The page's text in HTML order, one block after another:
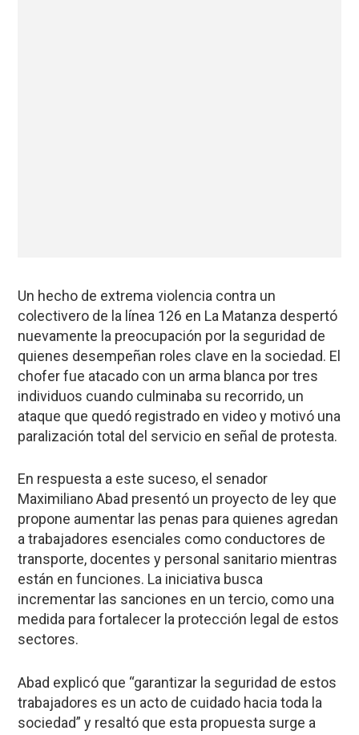
Un hecho de extrema violencia contra un
colectivero de la línea 126 en La Matanza despertó
nuevamente la preocupación por la seguridad de
quienes desempeñan roles clave en la sociedad. El
chofer fue atacado con un arma blanca por tres
individuos cuando culminaba su recorrido, un
ataque que quedó registrado en video y motivó una
paralización total del servicio en señal de protesta.
En respuesta a este suceso, el senador
Maximiliano Abad presentó un proyecto de ley que
propone aumentar las penas para quienes agredan
a trabajadores esenciales como conductores de
transporte, docentes y personal sanitario mientras
están en funciones. La iniciativa busca
incrementar las sanciones en un tercio, como una
medida para fortalecer la protección legal de estos
sectores.
Abad explicó que “garantizar la seguridad de estos
trabajadores es un acto de cuidado hacia toda la
sociedad” y resaltó que esta propuesta surge a